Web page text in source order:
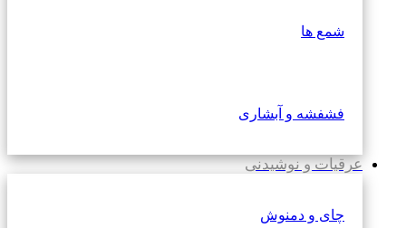
شمع ها
فشفشه و آبشاری
عرقیات و نوشیدنی
چای و دمنوش